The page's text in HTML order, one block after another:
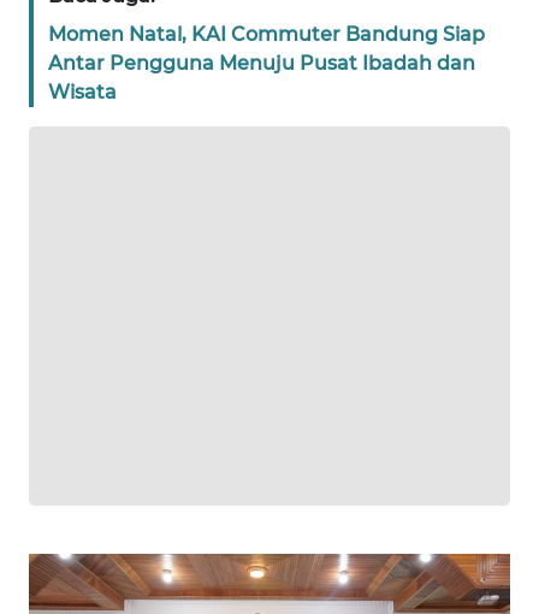
Momen Natal, KAI Commuter Bandung Siap
Antar Pengguna Menuju Pusat Ibadah dan
Wisata
Wahana
Regional
WN
NTT
WN
KEPRI